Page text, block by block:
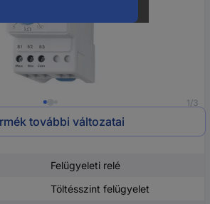
1/3
további változatai
Felügyeleti relé
Töltésszint felügyelet